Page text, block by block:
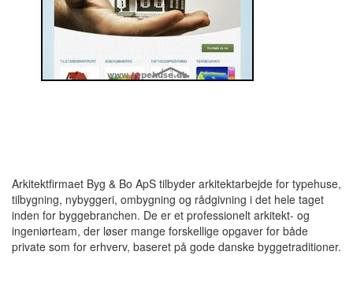
Arkitektfirmaet Byg & Bo ApS tilbyder arkitektarbejde for typehuse,
tilbygning, nybyggeri, ombygning og rådgivning i det hele taget
inden for byggebranchen. De er et professionelt arkitekt- og
ingeniørteam, der løser mange forskellige opgaver for både
private som for erhverv, baseret på gode danske byggetraditioner.